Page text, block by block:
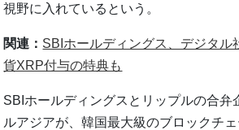
視野に入れているという。
関連： SBIホールディングス、デジタ
貨XRP付与の特典も
SBIホールディングスとリップルの合弁
ルアジアが、韓国最大級のブロックチ